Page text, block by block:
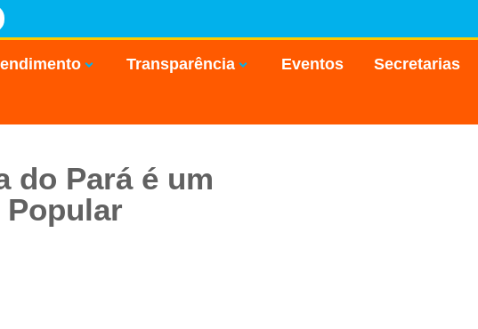
Transparência Eventos Secretarias
do Pará é um